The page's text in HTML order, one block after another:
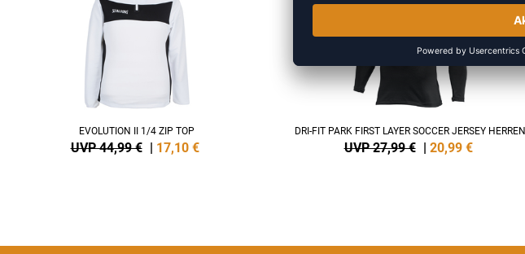
EVOLUTION II 1/4 ZIP TOP
UVP 44,99 € 17,10 €
DRI-FIT PARK FIRST LAYER SOCCER JERSEY HERREN
UVP 27,99 € 20,99 €